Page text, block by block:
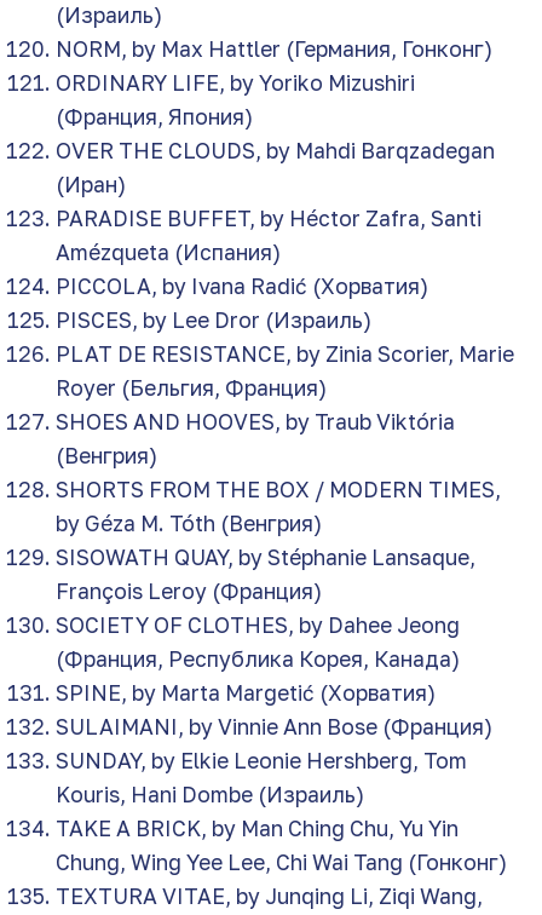
(Израиль)
NORM, by Max Hattler (Германия, Гонконг)
ORDINARY LIFE, by Yoriko Mizushiri
(Франция, Япония)
OVER THE CLOUDS, by Mahdi Barqzadegan
(Иран)
PARADISE BUFFET, by Héctor Zafra, Santi
Amézqueta (Испания)
PICCOLA, by Ivana Radić (Хорватия)
PISCES, by Lee Dror (Израиль)
PLAT DE RESISTANCE, by Zinia Scorier, Marie
Royer (Бельгия, Франция)
SHOES AND HOOVES, by Traub Viktória
(Венгрия)
SHORTS FROM THE BOX / MODERN TIMES,
by Géza M. Tóth (Венгрия)
SISOWATH QUAY, by Stéphanie Lansaque,
François Leroy (Франция)
SOCIETY OF CLOTHES, by Dahee Jeong
(Франция, Республика Корея, Канада)
SPINE, by Marta Margetić (Хорватия)
SULAIMANI, by Vinnie Ann Bose (Франция)
SUNDAY, by Elkie Leonie Hershberg, Tom
Kouris, Hani Dombe (Израиль)
TAKE A BRICK, by Man Ching Chu, Yu Yin
Chung, Wing Yee Lee, Chi Wai Tang (Гонконг)
TEXTURA VITAE, by Junqing Li, Ziqi Wang,